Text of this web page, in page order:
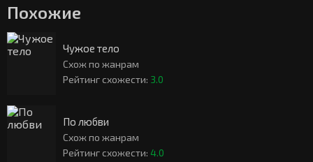
Похожие
Чужое тело
Схож по жанрам
Рейтинг схожести: 3.0
По любви
Схож по жанрам
Рейтинг схожести: 4.0